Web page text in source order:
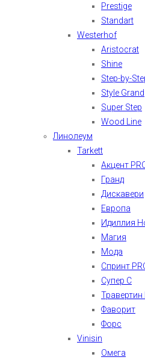
Prestige
Standart
Westerhof
Aristocrat
Shine
Step-by-
Style Grand
Super Step
Wood Line
Линолеум
Tarkett
Акцент
Гранд
Дискавери
Европа
Идиллия
Магия
Мода
Спринт
Супер С
Травертин
Фаворит
Форс
Vinisin
Омега